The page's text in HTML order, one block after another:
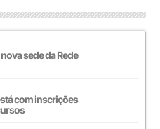
sede da Rede
com inscrições